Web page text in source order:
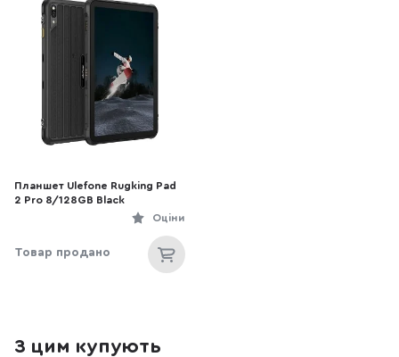
Планшет Ulefone Rugking Pad
2 Pro 8/128GB Black
Оціни
Товар продано
З цим купують